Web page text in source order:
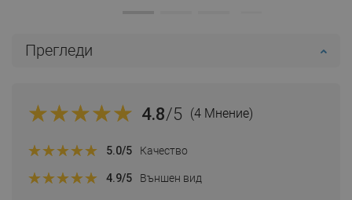
Прегледи
4.8/5 (4 Мнение)
5.0/5 Качество
4.9/5 Външен вид